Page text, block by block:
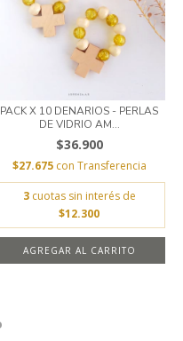
PACK X 10 DENARIOS - PERLAS
DE VIDRIO AM...
$36.900
$27.675 con Transferencia
3 cuotas sin interés de
$12.300
AGREGAR AL CARRITO